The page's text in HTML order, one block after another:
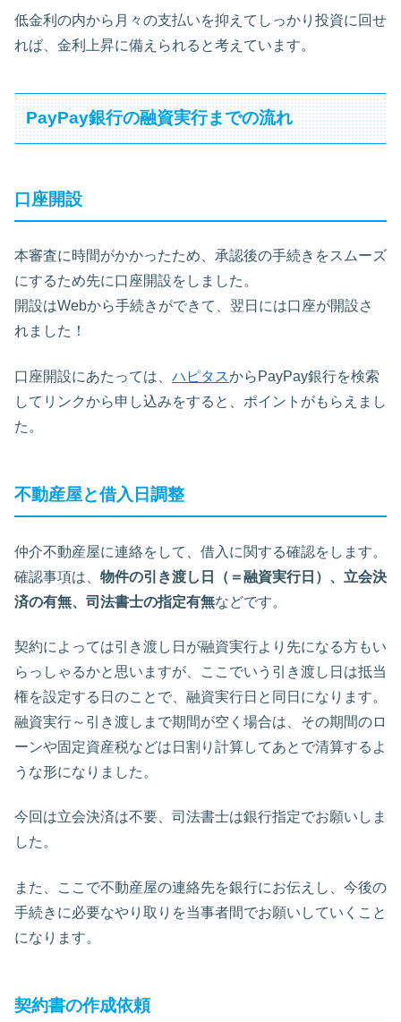
低金利の内から月々の支払いを抑えてしっかり投資に回せ
れば、金利上昇に備えられると考えています。
PayPay銀行の融資実行までの流れ
口座開設
本審査に時間がかかったため、承認後の手続きをスムーズ
にするため先に口座開設をしました。
開設はWebから手続きができて、翌日には口座が開設さ
れました！
口座開設にあたっては、 ハピタスからPayPay銀行を検索
してリンクから申し込みをすると、ポイントがもらえまし
た。
不動産屋と借入日調整
仲介不動産屋に連絡をして、借入に関する確認をします。
確認事項は、 物件の引き渡し日（＝融資実行日）、立会決
済の有無、司法書士の指定有無などです。
契約によっては引き渡し日が融資実行より先になる方もい
らっしゃるかと思いますが、ここでいう引き渡し日は抵当
権を設定する日のことで、融資実行日と同日になります。
融資実行～引き渡しまで期間が空く場合は、その期間のロ
ーンや固定資産税などは日割り計算してあとで清算するよ
うな形になりました。
今回は立会決済は不要、司法書士は銀行指定でお願いしま
した。
また、ここで不動産屋の連絡先を銀行にお伝えし、今後の
手続きに必要なやり取りを当事者間でお願いしていくこと
になります。
契約書の作成依頼